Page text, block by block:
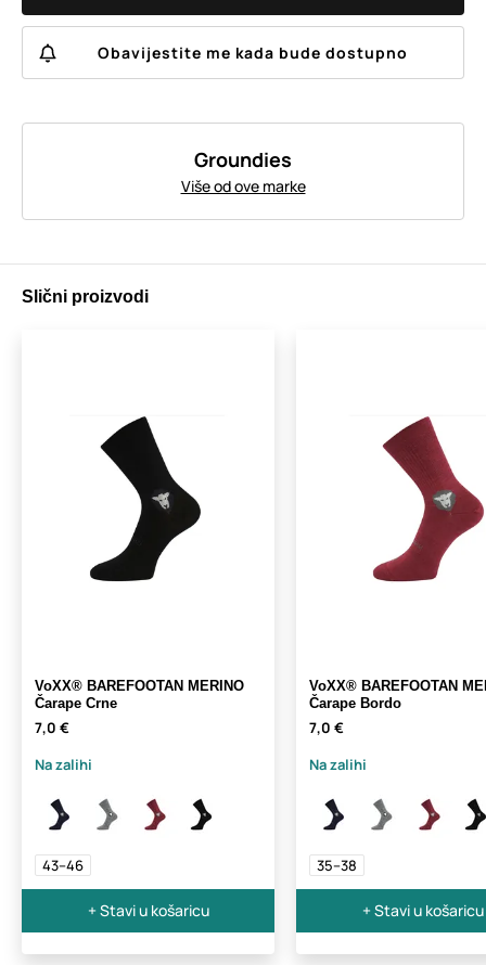
Obavijestite me kada bude dostupno
Groundies
Više od ove marke
Slični proizvodi
VoXX® BAREFOOTAN MERINO
Čarape Crne
7,0 €
Na zalihi
43–46
+ Stavi u košaricu
VoXX® BAREFOOTAN
Čarape Bordo
7,0 €
Na zalihi
35–38
+ Stavi u košaricu